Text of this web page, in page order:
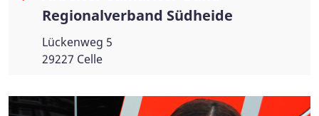
Regionalverband Südheide
Lückenweg 5
29227 Celle